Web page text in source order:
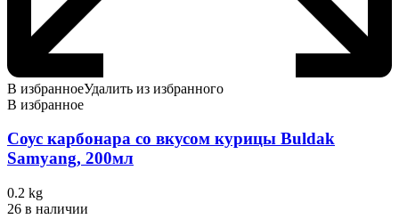
В избранноеУдалить из избранного
В избранное
Соус карбонара со вкусом курицы Buldak
Samyang, 200мл
0.2 kg
26 в наличии